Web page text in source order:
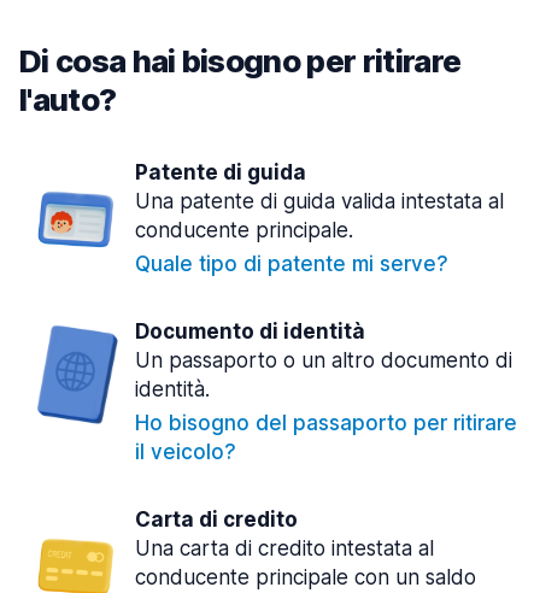
Di cosa hai bisogno per ritirare
l'auto?
Patente di guida
Una patente di guida valida intestata al
conducente principale.
Quale tipo di patente mi serve?
Documento di identità
Un passaporto o un altro documento di
identità.
Ho bisogno del passaporto per ritirare
il veicolo?
Carta di credito
Una carta di credito intestata al
conducente principale con un saldo